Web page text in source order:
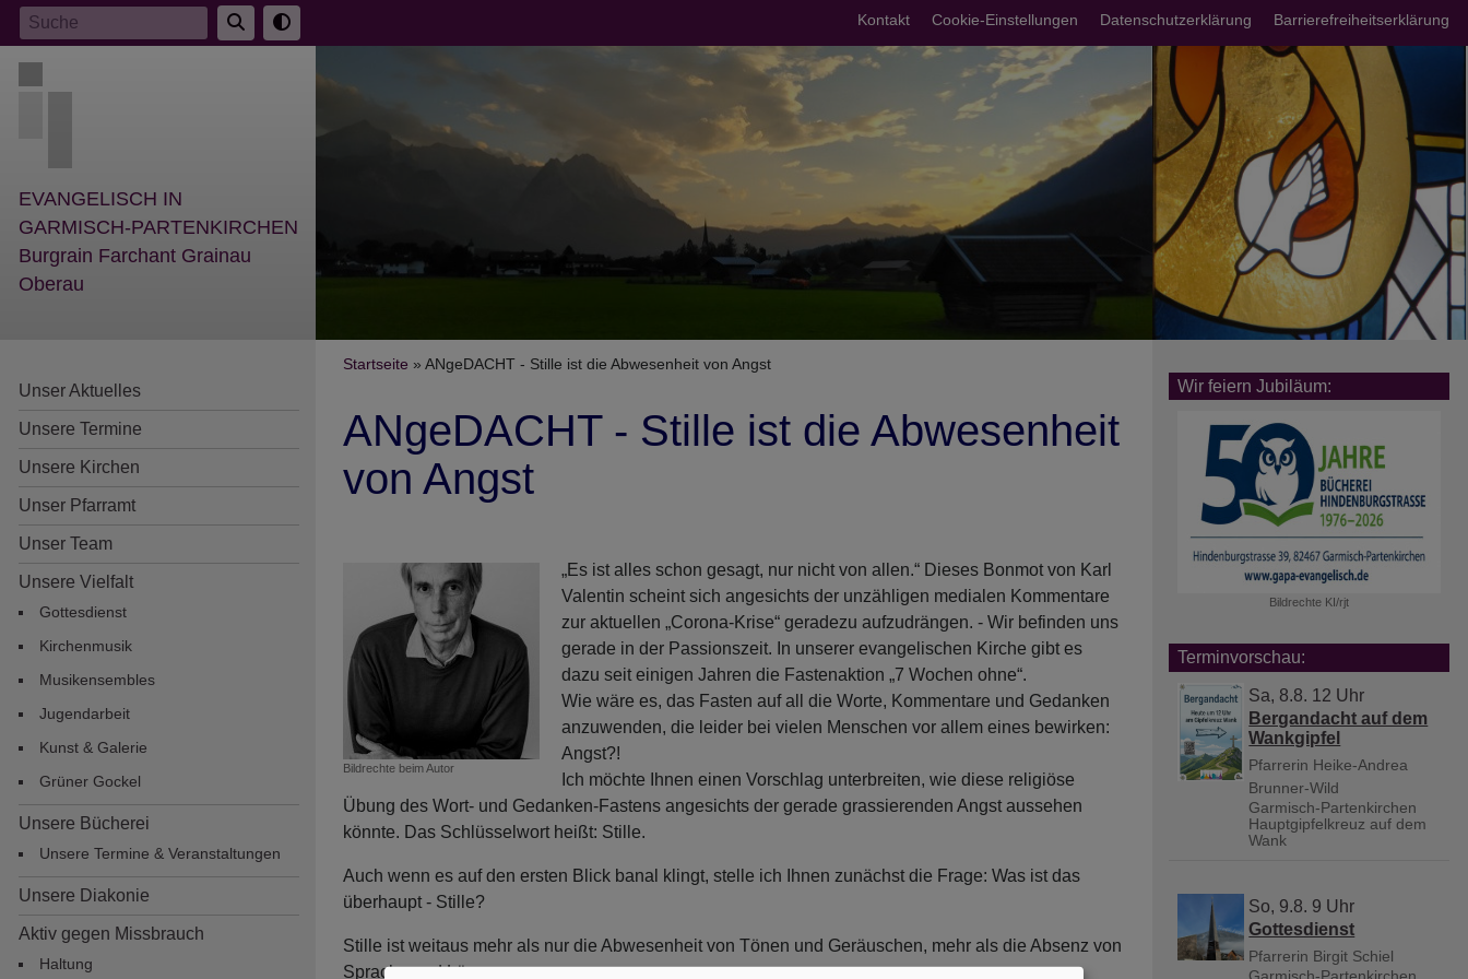
Direkt
zum
Inhalt
Fußbereichsmenü
Kontakt Cookie-Einstellungen Datenschutzerklärung Barrierefreiheitserklärung
EVANGELISCH IN
GARMISCH-PARTENKIRCHEN
Burgrain Farchant Grainau
Oberau
Hauptnavigation
Unser Aktuelles
Unsere Termine
Unsere Kirchen
Unser Pfarramt
Unser Team
Unsere Vielfalt
Gottesdienst
Kirchenmusik
Musikensembles
Jugendarbeit
Kunst & Galerie
Grüner Gockel
Unsere Bücherei
Unsere Termine & Veranstaltungen
Unsere Diakonie
Aktiv gegen Missbrauch
Haltung
Breadcrumb
Startseite ANgeDACHT - Stille ist die Abwesenheit von Angst
ANgeDACHT - Stille ist die Abwesenheit
von Angst
Bildrechte beim Autor
„Es ist alles schon gesagt, nur nicht von allen.“ Dieses Bonmot von Karl
Valentin scheint sich angesichts der unzähligen medialen Kommentare
zur aktuellen „Corona-Krise“ geradezu aufzudrängen. - Wir befinden uns
gerade in der Passionszeit. In unserer evangelischen Kirche gibt es
dazu seit einigen Jahren die Fastenaktion „7 Wochen ohne“.
Wie wäre es, das Fasten auf all die Worte, Kommentare und Gedanken
anzuwenden, die leider bei vielen Menschen vor allem eines bewirken:
Angst?!
Ich möchte Ihnen einen Vorschlag unterbreiten, wie diese religiöse
Übung des Wort- und Gedanken-Fastens angesichts der gerade grassierenden Angst aussehen
könnte. Das Schlüsselwort heißt: Stille.
Auch wenn es auf den ersten Blick banal klingt, stelle ich Ihnen zunächst die Frage: Was ist das
überhaupt - Stille?
Stille ist weitaus mehr als nur die Abwesenheit von Tönen und Geräuschen, mehr als die Absenz von
Sprache und Lärm.
Wir feiern Jubiläum:
Bildrechte KI/rjt
Terminvorschau:
Sa, 8.8. 12 Uhr
Bergandacht auf dem
Wankgipfel
Pfarrerin Heike-Andrea
Brunner-Wild
Garmisch-Partenkirchen
Hauptgipfelkreuz auf dem
Wank
So, 9.8. 9 Uhr
Gottesdienst
Pfarrerin Birgit Schiel
Garmisch-Partenkirchen